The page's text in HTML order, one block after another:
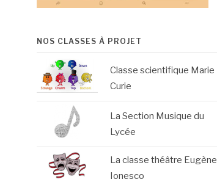
NOS CLASSES À PROJET
Classe scientifique Marie
Curie
La Section Musique du
Lycée
La classe théâtre Eugène
Ionesco